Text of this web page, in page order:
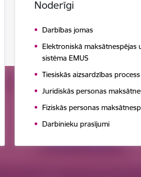
Noderīgi
Darbības jomas
Elektroniskā maksātnespējas
sistēma EMUS
Tiesiskās aizsardzības process
Juridiskās personas
Fiziskās personas
Darbinieku prasījumi